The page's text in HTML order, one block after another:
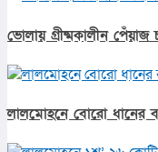
ভোলায় গ্রীষ্মকালীন পেঁয়াজ
লালমোহনে বোরো ধানের